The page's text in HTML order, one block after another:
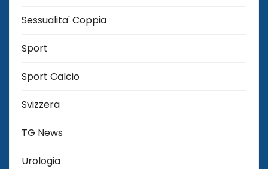
Sessualita' Coppia
Sport
Sport Calcio
Svizzera
TG News
Urologia